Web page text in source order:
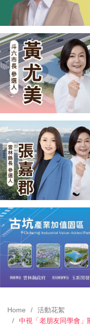
Home
活動花絮
中視「老朋友同學會」